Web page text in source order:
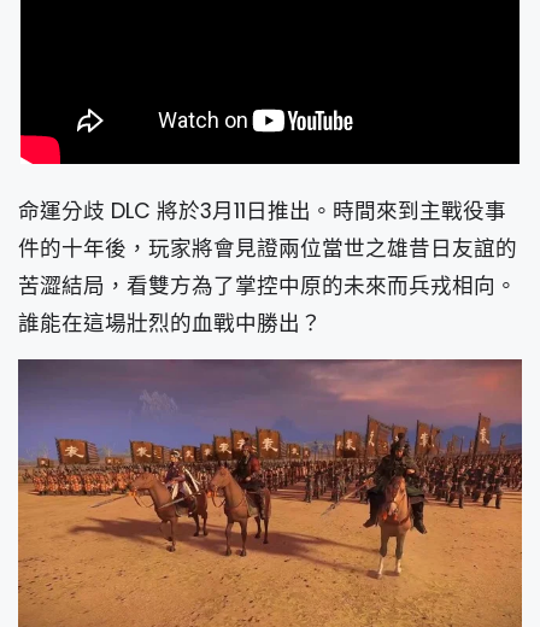
命運分歧 DLC 將於3月11日推出。時間來到主戰役事
件的十年後，玩家將會見證兩位當世之雄昔日友誼的
苦澀結局，看雙方為了掌控中原的未來而兵戎相向。
誰能在這場壯烈的血戰中勝出？